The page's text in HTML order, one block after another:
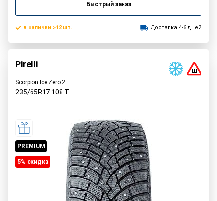
Быстрый заказ
в наличии >12 шт. Доставка 4-6 дней
Pirelli
Scorpion Ice Zero 2
235/65R17 108 T
PREMIUM
5% cкидка